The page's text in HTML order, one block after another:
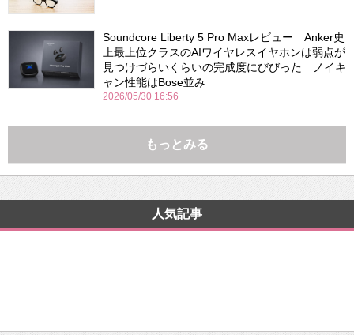
Soundcore Liberty 5 Pro Maxレビュー Anker史
上最上位クラスのAIワイヤレスイヤホンは弱点が
見つけづらいくらいの完成度にびびった ノイキ
ャン性能はBose並み
2026/05/30 16:56
もっとみる
人気記事